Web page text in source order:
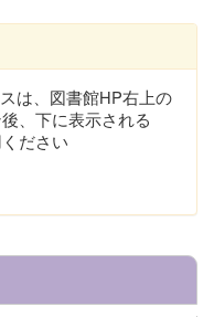
は、図書館HP右上の
、下に表示される
ださい